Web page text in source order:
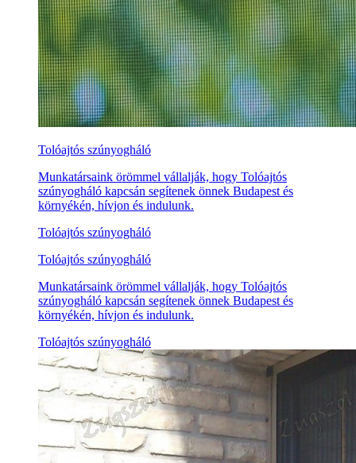
Tolóajtós szúnyogháló
Munkatársaink örömmel vállalják, hogy Tolóajtós
szúnyogháló kapcsán segítenek önnek Budapest és
környékén, hívjon és indulunk.
Tolóajtós szúnyogháló
Tolóajtós szúnyogháló
Munkatársaink örömmel vállalják, hogy Tolóajtós
szúnyogháló kapcsán segítenek önnek Budapest és
környékén, hívjon és indulunk.
Tolóajtós szúnyogháló